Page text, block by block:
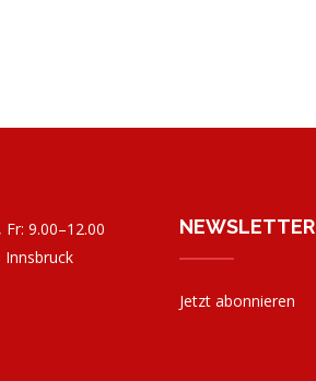
9.00–12.00
NEWSLETTER
Jetzt abonnieren